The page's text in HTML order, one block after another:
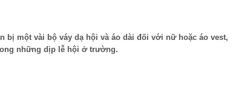
bị một vài bộ váy dạ hội và áo dài đối với nữ hoặc áo vest,
những dịp lễ hội ở trường.